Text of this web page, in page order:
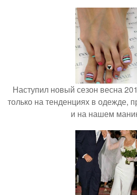
Наступил новый сезон весна
только на тенденциях в одежде,
и на нашем